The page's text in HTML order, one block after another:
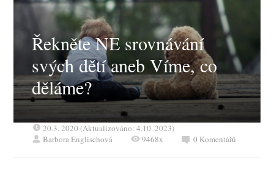
Řekněte NE srovnávání
svých dětí aneb Víme, co
děláme?
20.3. 2020 (Aktualizováno: 4.10. 2023)
Barbora Englischová
9468x 0 Komentářů